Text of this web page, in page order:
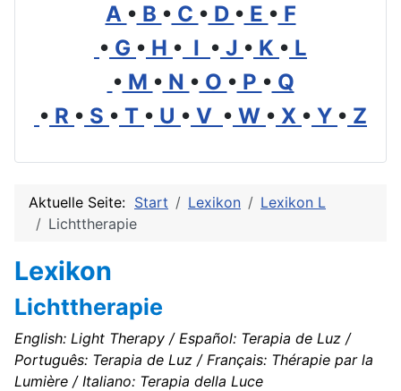
A • B • C • D • E • F
• G • H • I • J • K • L
• M • N • O • P • Q
• R • S • T • U • V • W • X • Y • Z
Aktuelle Seite: Start Lexikon
Lexikon L
Lichttherapie
Lexikon
Lichttherapie
English: Light Therapy / Español: Terapia de Luz /
Português: Terapia de Luz / Français: Thérapie par la
Lumière / Italiano: Terapia della Luce